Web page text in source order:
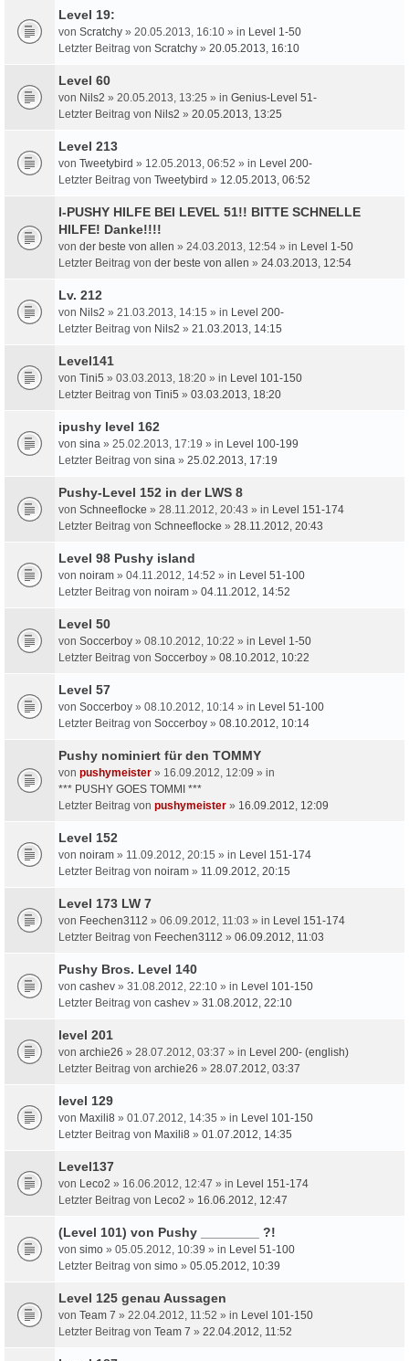
Level 19:
von Scratchy » 20.05.2013, 16:10 » in Level 1-50
Letzter Beitrag von Scratchy » 20.05.2013, 16:10
Level 60
von Nils2 » 20.05.2013, 13:25 » in Genius-Level 51-
Letzter Beitrag von Nils2 » 20.05.2013, 13:25
Level 213
von Tweetybird » 12.05.2013, 06:52 » in Level 200-
Letzter Beitrag von Tweetybird » 12.05.2013, 06:52
I-PUSHY HILFE BEI LEVEL 51!! BITTE SCHNELLE
HILFE! Danke!!!!
von der beste von allen » 24.03.2013, 12:54 » in Level 1-50
Letzter Beitrag von der beste von allen » 24.03.2013, 12:54
Lv. 212
von Nils2 » 21.03.2013, 14:15 » in Level 200-
Letzter Beitrag von Nils2 » 21.03.2013, 14:15
Level141
von Tini5 » 03.03.2013, 18:20 » in Level 101-150
Letzter Beitrag von Tini5 » 03.03.2013, 18:20
ipushy level 162
von sina » 25.02.2013, 17:19 » in Level 100-199
Letzter Beitrag von sina » 25.02.2013, 17:19
Pushy-Level 152 in der LWS 8
von Schneeflocke » 28.11.2012, 20:43 » in Level 151-174
Letzter Beitrag von Schneeflocke » 28.11.2012, 20:43
Level 98 Pushy island
von noiram » 04.11.2012, 14:52 » in Level 51-100
Letzter Beitrag von noiram » 04.11.2012, 14:52
Level 50
von Soccerboy » 08.10.2012, 10:22 » in Level 1-50
Letzter Beitrag von Soccerboy » 08.10.2012, 10:22
Level 57
von Soccerboy » 08.10.2012, 10:14 » in Level 51-100
Letzter Beitrag von Soccerboy » 08.10.2012, 10:14
Pushy nominiert für den TOMMY
von pushymeister » 16.09.2012, 12:09 » in
*** PUSHY GOES TOMMI ***
Letzter Beitrag von pushymeister » 16.09.2012, 12:09
Level 152
von noiram » 11.09.2012, 20:15 » in Level 151-174
Letzter Beitrag von noiram » 11.09.2012, 20:15
Level 173 LW 7
von Feechen3112 » 06.09.2012, 11:03 » in Level 151-174
Letzter Beitrag von Feechen3112 » 06.09.2012, 11:03
Pushy Bros. Level 140
von cashev » 31.08.2012, 22:10 » in Level 101-150
Letzter Beitrag von cashev » 31.08.2012, 22:10
level 201
von archie26 » 28.07.2012, 03:37 » in Level 200- (english)
Letzter Beitrag von archie26 » 28.07.2012, 03:37
level 129
von Maxili8 » 01.07.2012, 14:35 » in Level 101-150
Letzter Beitrag von Maxili8 » 01.07.2012, 14:35
Level137
von Leco2 » 16.06.2012, 12:47 » in Level 151-174
Letzter Beitrag von Leco2 » 16.06.2012, 12:47
(Level 101) von Pushy ________ ?!
von simo » 05.05.2012, 10:39 » in Level 51-100
Letzter Beitrag von simo » 05.05.2012, 10:39
Level 125 genau Aussagen
von Team 7 » 22.04.2012, 11:52 » in Level 101-150
Letzter Beitrag von Team 7 » 22.04.2012, 11:52